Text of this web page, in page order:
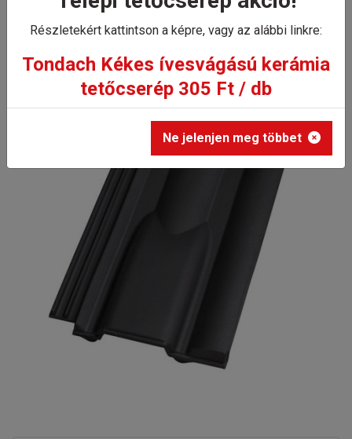
Tondach Twiston 9 szellőzőcserép
Részletekért kattintson a képre, vagy az alábbi linkre:
Tondach Kékes ívesvágású kerámia
tetőcserép 305 Ft / db
Ne jelenjen meg többet